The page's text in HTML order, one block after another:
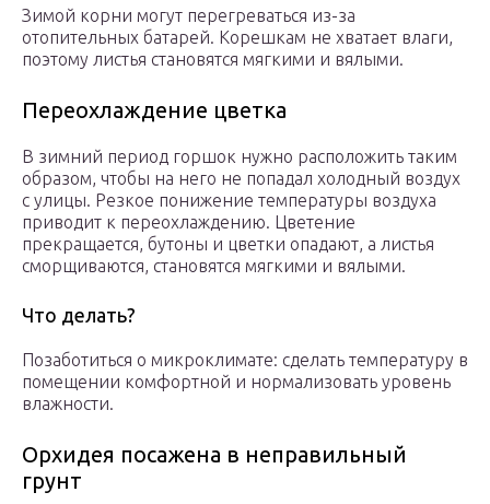
Зимой корни могут перегреваться из-за
отопительных батарей. Корешкам не хватает влаги,
поэтому листья становятся мягкими и вялыми.
Переохлаждение цветка
В зимний период горшок нужно расположить таким
образом, чтобы на него не попадал холодный воздух
с улицы. Резкое понижение температуры воздуха
приводит к переохлаждению. Цветение
прекращается, бутоны и цветки опадают, а листья
сморщиваются, становятся мягкими и вялыми.
Что делать?
Позаботиться о микроклимате: сделать температуру в
помещении комфортной и нормализовать уровень
влажности.
Орхидея посажена в неправильный
грунт